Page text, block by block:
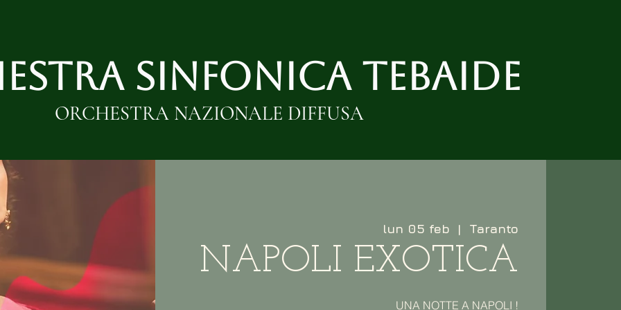
SINFONICA TEBAIDE
ORCHESTRA NAZIONALE DIFFUSA
lun 05 feb
  |
Taranto
NAPOLI EXOTICA
UNA NOTTE A NAPOLI !